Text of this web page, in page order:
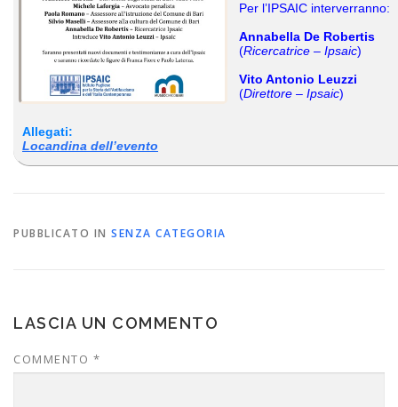
Per l’IPSAIC interverranno:
Annabella De Robertis
(Ricercatrice – Ipsaic)
Vito Antonio Leuzzi
(Direttore – Ipsaic)
Allegati:
Locandina dell’evento
PUBBLICATO IN SENZA CATEGORIA
LASCIA UN COMMENTO
COMMENTO *